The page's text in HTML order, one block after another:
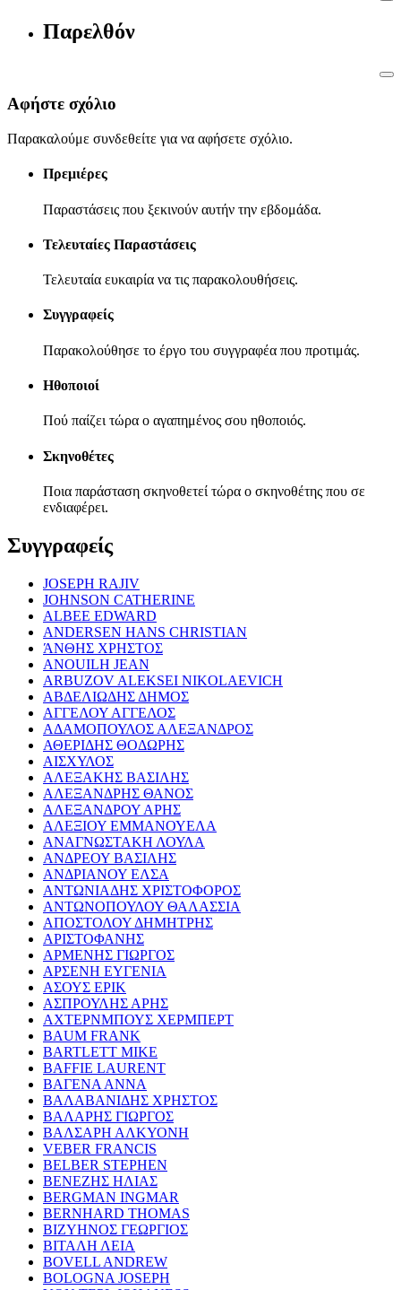
Παρελθόν
Αφήστε σχόλιο
Παρακαλούμε συνδεθείτε για να αφήσετε σχόλιο.
Πρεμιέρες
Παραστάσεις που ξεκινούν αυτήν την εβδομάδα.
Τελευταίες Παραστάσεις
Τελευταία ευκαιρία να τις παρακολουθήσεις.
Συγγραφείς
Παρακολούθησε το έργο του συγγραφέα που προτιμάς.
Ηθοποιοί
Πού παίζει τώρα ο αγαπημένος σου ηθοποιός.
Σκηνοθέτες
Ποια παράσταση σκηνοθετεί τώρα ο σκηνοθέτης που σε
ενδιαφέρει.
Συγγραφείς
JOSEPH RAJIV
JOHNSON CATHERINE
ALBEE EDWARD
ANDERSEN HANS CHRISTIAN
ΆΝΘΗΣ ΧΡΗΣΤΟΣ
ANOUILH JEAN
ARBUZOV ALEKSEI NIKOLAEVICH
ΑΒΔΕΛΙΩΔΗΣ ΔΗΜΟΣ
ΑΓΓΕΛΟΥ ΑΓΓΕΛΟΣ
ΑΔΑΜΟΠΟΥΛΟΣ ΑΛΕΞΑΝΔΡΟΣ
ΑΘΕΡΙΔΗΣ ΘΟΔΩΡΗΣ
ΑΙΣΧΥΛΟΣ
ΑΛΕΞΑΚΗΣ ΒΑΣΙΛΗΣ
ΑΛΕΞΑΝΔΡΗΣ ΘΑΝΟΣ
ΑΛΕΞΑΝΔΡΟΥ ΑΡΗΣ
ΑΛΕΞΙΟΥ ΕΜΜΑΝΟΥΕΛΑ
ΑΝΑΓΝΩΣΤΑΚΗ ΛΟΥΛΑ
ΑΝΔΡΕΟΥ ΒΑΣΙΛΗΣ
ΑΝΔΡΙΑΝΟΥ ΕΛΣΑ
ΑΝΤΩΝΙΑΔΗΣ ΧΡΙΣΤΟΦΟΡΟΣ
ΑΝΤΩΝΟΠΟΥΛΟΥ ΘΑΛΑΣΣΙΑ
ΑΠΟΣΤΟΛΟΥ ΔΗΜΗΤΡΗΣ
ΑΡΙΣΤΟΦΑΝΗΣ
ΑΡΜΕΝΗΣ ΓΙΩΡΓΟΣ
ΑΡΣΕΝΗ ΕΥΓΕΝΙΑ
ΑΣΟΥΣ ΕΡΙΚ
ΑΣΠΡΟΥΛΗΣ ΑΡΗΣ
ΑΧΤΕΡΝΜΠΟΥΣ ΧΕΡΜΠΕΡΤ
BAUM FRANK
BARTLETT MIKE
BAFFIE LAURENT
ΒΑΓΕΝΑ ΑΝΝΑ
ΒΑΛΑΒΑΝΙΔΗΣ ΧΡΗΣΤΟΣ
ΒΑΛΑΡΗΣ ΓΙΩΡΓΟΣ
ΒΑΛΣΑΡΗ ΑΛΚΥΟΝΗ
VEBER FRANCIS
BELBER STEPHEN
ΒΕΝΕΖΗΣ ΗΛΙΑΣ
BERGMAN INGMAR
BERNHARD THOMAS
ΒΙΖΥΗΝΟΣ ΓΕΩΡΓΙΟΣ
ΒΙΤΑΛΗ ΛΕΙΑ
BOVELL ANDREW
BOLOGNA JOSEPH